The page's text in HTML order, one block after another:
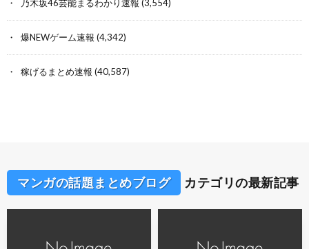
乃木坂46芸能まるわかり速報 (3,554)
爆NEWゲーム速報 (4,342)
稼げるまとめ速報 (40,587)
マンガの話題まとめブログ カテゴリの最新記事